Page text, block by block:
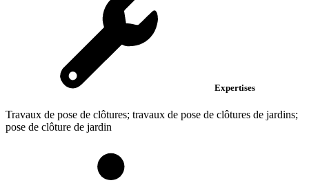
Expertises
Travaux de pose de clôtures; travaux de pose de clôtures de jardins;
pose de clôture de jardin